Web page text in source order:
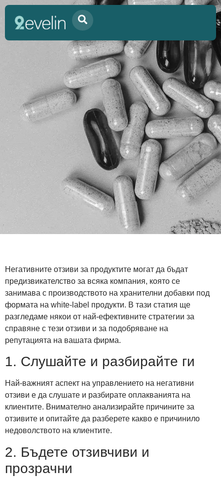
Негативните отзиви за продуктите могат да бъдат
предизвикателство за всяка компания, която се
занимава с производството на хранителни добавки под
формата на white-label продукти. В тази статия ще
разгледаме някои от най-ефективните стратегии за
справяне с тези отзиви и за подобряване на
репутацията на вашата фирма.
1. Слушайте и разбирайте ги
Най-важният аспект на управлението на негативни
отзиви е да слушате и разбирате оплакванията на
клиентите. Внимателно анализирайте причините за
отзивите и опитайте да разберете какво е причинило
недоволството на клиентите.
2. Бъдете отзивчиви и
прозрачни